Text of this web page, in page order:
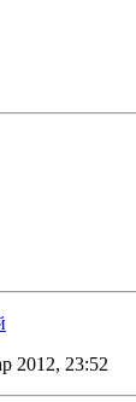
2012, 23:52